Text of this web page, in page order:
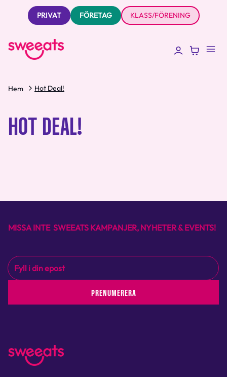
PRIVAT FÖRETAG KLASS/FÖRENING
Hem Hot Deal!
HOT DEAL!
MISSA INTE SWEEATS KAMPANJER, NYHETER & EVENTS!
PRENUMERERA